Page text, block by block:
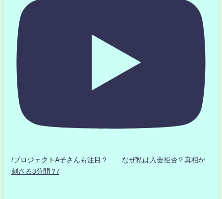
/プロジェクトA子さんも注目？ なぜ私は入会拒否？真相が
刺さる3分間？/